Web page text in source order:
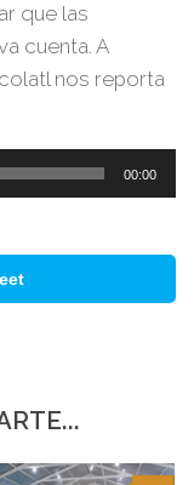
que las
cuenta. A
nos reporta
00:00